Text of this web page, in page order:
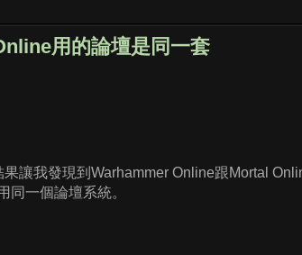
用的論壇是同一套
讓我發現到Warhammer Online跟Mortal
同一個論壇系統。